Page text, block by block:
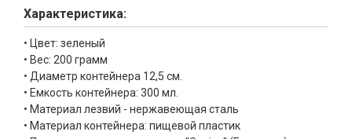
Характеристика:
• Цвет: зеленый
• Вес: 200 грамм
• Диаметр контейнера 12,5 см.
• Емкость контейнера: 300 мл.
• Материал лезвий - нержавеющая сталь
• Материал контейнера: пищевой пластик